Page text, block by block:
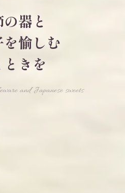
器と
愉しむ
ときを
and Japanese sweets